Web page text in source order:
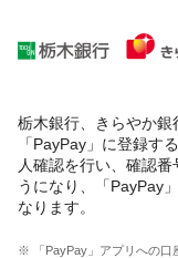
栃木銀行、きらやか
「PayPay」に登録す
人確認を行い、確認
うになり、「PayPay
なります。
※ 「PayPay」アプリへの口